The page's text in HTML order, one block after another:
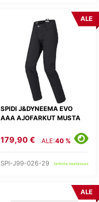
SPIDI J&DYNEEMA EVO
AAA AJOFARKUT MUSTA
ALE
179,90 € ALE:40 %
SPI-J99-026-29 tarkista saatavuus
ALE